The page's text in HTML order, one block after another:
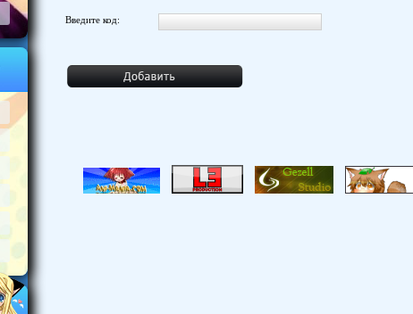
Введите код: